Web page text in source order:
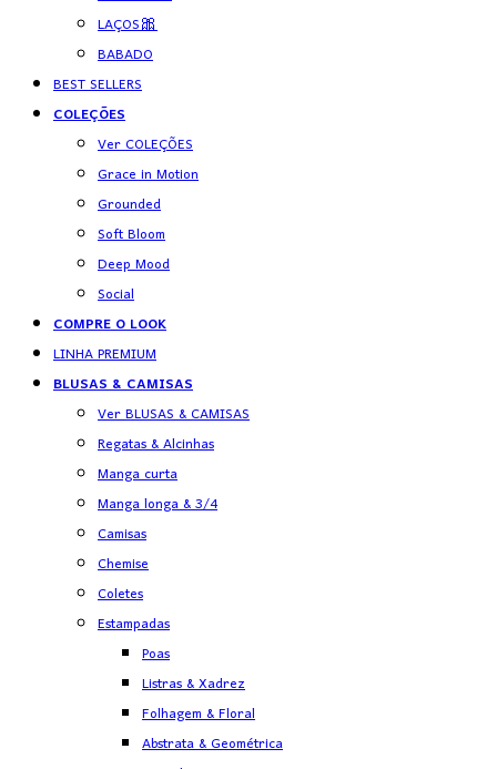
LAÇOS🎀
BABADO
BEST SELLERS
COLEÇÕES
Ver COLEÇÕES
Grace in Motion
Grounded
Soft Bloom
Deep Mood
Social
COMPRE O LOOK
LINHA PREMIUM
BLUSAS & CAMISAS
Ver BLUSAS & CAMISAS
Regatas & Alcinhas
Manga curta
Manga longa & 3/4
Camisas
Chemise
Coletes
Estampadas
Poas
Listras & Xadrez
Folhagem & Floral
Abstrata & Geométrica